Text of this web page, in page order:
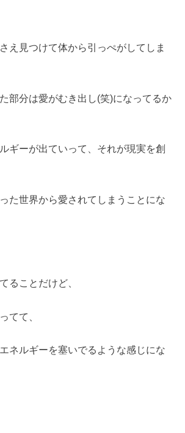
え見つけて体から引っぺがしてしま
部分は愛がむき出し(笑)になってるか
ギーが出ていって、それが現実を創
た世界から愛されてしまうことにな
ることだけど、
てて、
ネルギーを塞いでるような感じにな